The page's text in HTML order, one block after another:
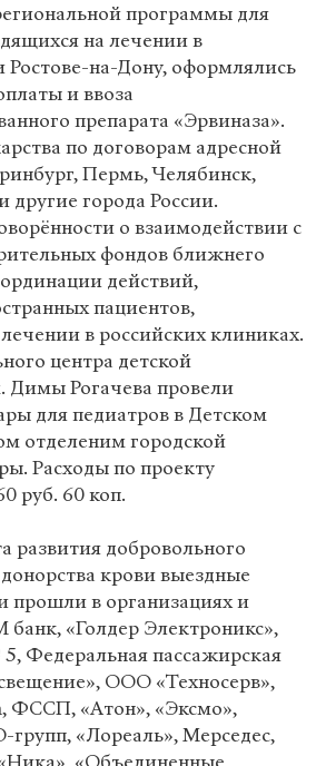
программы для
на лечении в
Ростове-на-Дону, оформлялись
и ввоза
препарата «Эрвиназа».
по договорам адресной
Пермь, Челябинск,
другие города России.
о взаимодействии с
фондов ближнего
действий,
пациентов,
в российских клиниках.
центра детской
Димы Рогачева провели
для педиатров в Детском
отделеним городской
Расходы по проекту
руб. 60 коп.
развития добровольного
крови выездные
прошли в организациях и
«Голдер Электроникс»,
Федеральная пассажирская
ООО «Техносерв»,
ФССП, «Атон», «Эксмо»,
«Лореаль», Мерседес,